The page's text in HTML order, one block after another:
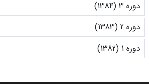
دوره 3 (1384)
دوره 2 (1383)
دوره 1 (1382)